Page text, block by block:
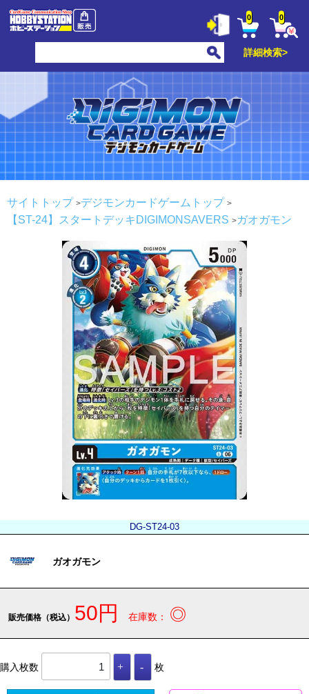
0 0
詳細検索>
サイトトップ
デジモンカードゲームトップ
【ST-24】スタートデッキDIGIMONSAVERS
ガオガモン
DG-ST24-03
ガオガモン
販売価格（税込） 50円 在庫数： ◎
購入枚数 枚